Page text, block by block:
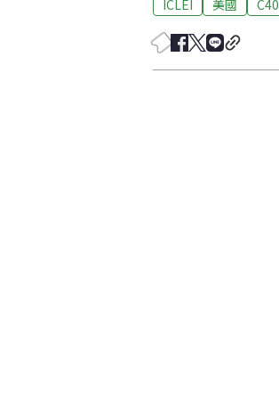
ICLEI 美國 C40